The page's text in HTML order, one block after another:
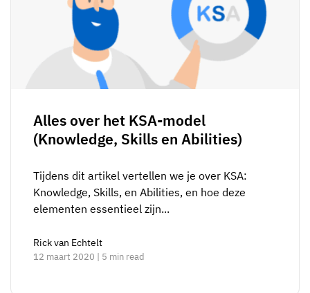
Alles over het KSA-model
(Knowledge, Skills en Abilities)
Tijdens dit artikel vertellen we je over KSA:
Knowledge, Skills, en Abilities, en hoe deze
elementen essentieel zijn...
Rick van Echtelt
12 maart 2020 | 5 min read